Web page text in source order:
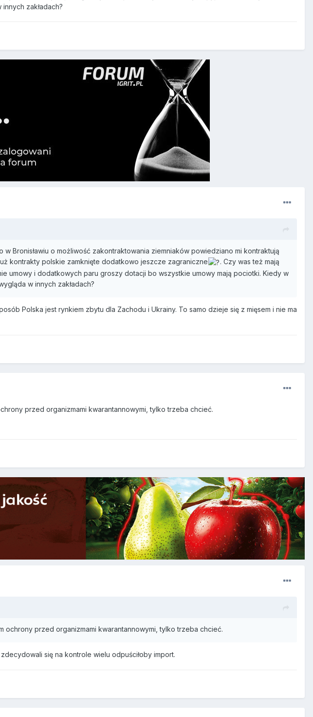
zakładach?
w Bronisławiu o możliwość zakontraktowania ziemniaków powiedziano mi kontraktują
kontrakty polskie zamknięte dodatkowo jeszcze zagraniczne
. Czy was też mają
umowy i dodatkowych paru groszy dotacji bo wszystkie umowy mają pociotki. Kiedy w
w innych zakładach?
Polska jest rynkiem zbytu dla Zachodu i Ukrainy. To samo dzieje się z mięsem i nie ma
przed organizmami kwarantannowymi, tylko trzeba chcieć.
przed organizmami kwarantannowymi, tylko trzeba chcieć.
się na kontrole wielu odpuściłoby import.